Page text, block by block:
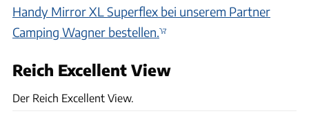
Handy Mirror XL Superflex bei unserem Partner
Camping Wagner bestellen.
Reich Excellent View
Der Reich Excellent View.